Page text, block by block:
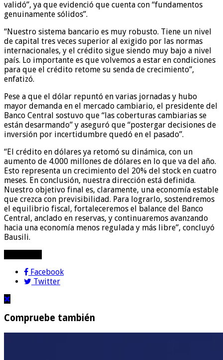
validó”, ya que evidenció que cuenta con “fundamentos
genuinamente sólidos”.
“Nuestro sistema bancario es muy robusto. Tiene un nivel
de capital tres veces superior al exigido por las normas
internacionales, y el crédito sigue siendo muy bajo a nivel
país. Lo importante es que volvemos a estar en condiciones
para que el crédito retome su senda de crecimiento”,
enfatizó.
Pese a que el dólar repuntó en varias jornadas y hubo
mayor demanda en el mercado cambiario, el presidente del
Banco Central sostuvo que “las coberturas cambiarias se
están desarmando” y aseguró que “postergar decisiones de
inversión por incertidumbre quedó en el pasado”.
“El crédito en dólares ya retomó su dinámica, con un
aumento de 4.000 millones de dólares en lo que va del año.
Esto representa un crecimiento del 20% del stock en cuatro
meses. En conclusión, nuestra dirección está definida.
Nuestro objetivo final es, claramente, una economía estable
que crezca con previsibilidad. Para lograrlo, sostendremos
el equilibrio fiscal, fortaleceremos el balance del Banco
Central, anclado en reservas, y continuaremos avanzando
hacia una economía menos regulada y más libre”, concluyó
Bausili.
Facebook
Twitter
Compruebe también